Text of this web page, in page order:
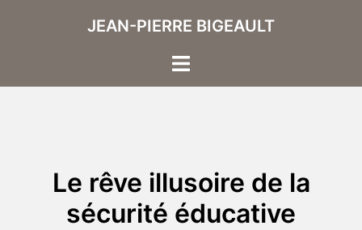
JEAN-PIERRE BIGEAULT
Ouvrir/fermer
Le rêve illusoire de la
sécurité éducative